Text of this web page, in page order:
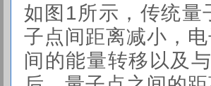
如图1所示，传统量
子点间距离减小，
间的能量转移以及